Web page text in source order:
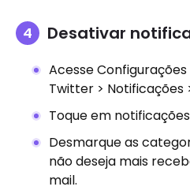
Desativar
Acesse
Twitter > Notificações
Toque em
Desmarque as
não deseja mais
mail.